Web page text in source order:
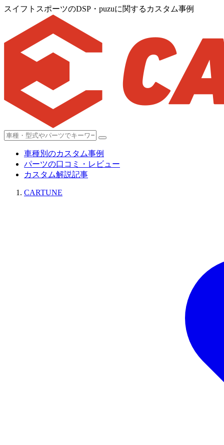
スイフトスポーツのDSP・puzuに関するカスタム事例
車種別のカスタム事例
パーツの口コミ・レビュー
カスタム解説記事
CARTUNE